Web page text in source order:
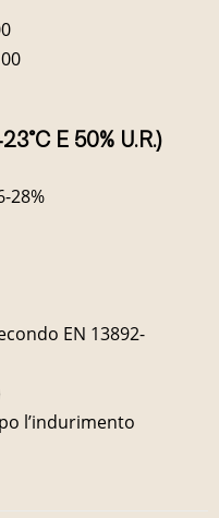
E 50% U.R.)
28%
EN 13892-
l’indurimento